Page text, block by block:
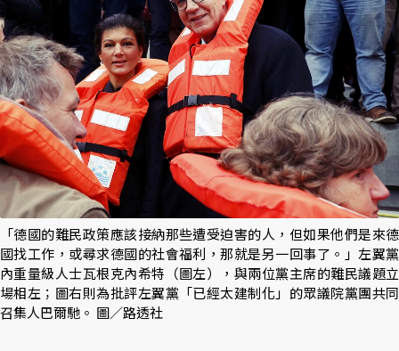
「德國的難民政策應該接納那些遭受迫害的人，但如果他們是來德
國找工作，或尋求德國的社會福利，那就是另一回事了。」左翼黨
內重量級人士瓦根克內希特（圖左），與兩位黨主席的難民議題立
場相左；圖右則為批評左翼黨「已經太建制化」的眾議院黨團共同
召集人巴爾馳。 圖／路透社